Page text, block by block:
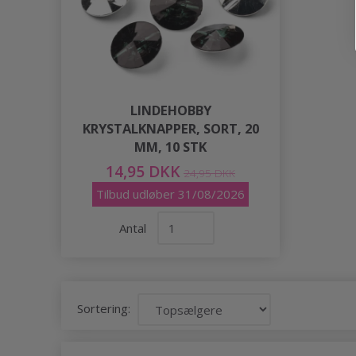
LINDEHOBBY
KRYSTALKNAPPER, SORT, 20
MM, 10 STK
14,95 DKK 24,95 DKK
Tilbud udløber 31/08/2026
Antal
Sortering: